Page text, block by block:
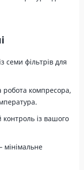
семи фільтрів для
робота компресора,
із вашого
мінімальне